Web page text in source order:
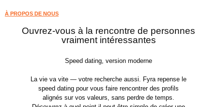
À PROPOS DE NOUS
Ouvrez-vous à la rencontre de personnes
vraiment intéressantes
Speed dating, version moderne
La vie va vite — votre recherche aussi. Fyra repense le
speed dating pour vous faire rencontrer des profils
alignés sur vos valeurs, sans perdre de temps.